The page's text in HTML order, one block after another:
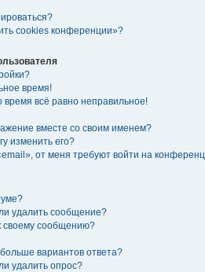
cookies конференции»?
время!
время всё равно неправильное!
вместе со своим именем?
изменить его?
от меня требуют войти на
удалить сообщение?
своему сообщению?
вариантов ответа?
удалить опрос?